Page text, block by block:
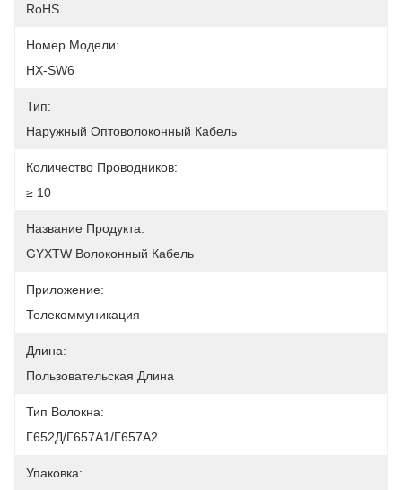
RoHS
Номер Модели:
HX-SW6
Тип:
Наружный Оптоволоконный Кабель
Количество Проводников:
≥ 10
Название Продукта:
GYXTW Волоконный Кабель
Приложение:
Телекоммуникация
Длина:
Пользовательская Длина
Тип Волокна:
Г652Д/Г657А1/Г657А2
Упаковка: